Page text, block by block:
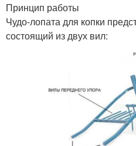
Принцип работы
Чудо-лопата для копки
состоящий из двух вил: